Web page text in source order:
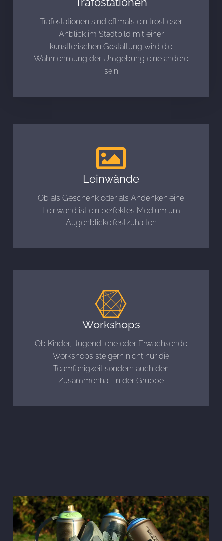
Trafostationen sind oftmals ein trostloser
Anblick im Stadtbild mit einer
künstlerischen Gestaltung wird die
Wahrnehmung der Umgebung eine andere
sein
Leinwände
Ob als Geschenk oder als Andenken eine
Leinwand ist ein perfektes Medium um
Augenblicke festzuhalten
Workshops
Ob Kinder, Jugendliche oder Erwachsende
Workshops steigern nicht nur die
Teamfähigkeit sondern auch den
Zusammenhalt in der Gruppe